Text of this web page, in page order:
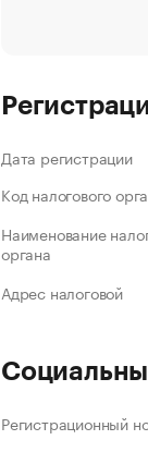
Дата регистрации
Код налогового
Наименование
органа
Адрес налоговой
Регистрационный